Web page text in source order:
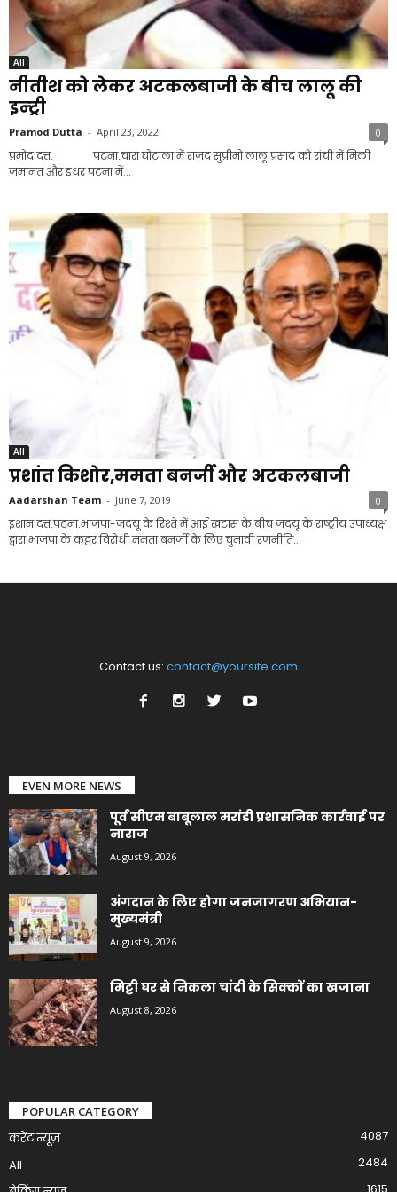
All
नीतीश को लेकर अटकलबाजी के बीच लालू की
इन्ट्री
Pramod Dutta - April 23, 2022 0
प्रमोद दत्त. पटना.चारा घोटाला में राजद सुप्रीमो लालू प्रसाद को रांची में मिली
जमानत और इधर पटना में...
All
प्रशांत किशोर,ममता बनर्जी और अटकलबाजी
Aadarshan Team - June 7, 2019 0
इशान दत्त.पटना.भाजपा-जदयू के रिश्ते में आई खटास के बीच जदयू के राष्ट्रीय उपाध्यक्ष
द्वारा भाजपा के कट्टर विरोधी ममता बनर्जी के लिए चुनावी रणनीति...
Contact us: contact@yoursite.com
EVEN MORE NEWS
पूर्व सीएम बाबूलाल मरांडी प्रशासनिक कार्रवाई पर
नाराज
August 9, 2026
अंगदान के लिए होगा जनजागरण अभियान-
मुख्यमंत्री
August 9, 2026
मिट्टी घर से निकला चांदी के सिक्कों का खजाना
August 8, 2026
POPULAR CATEGORY
करेंट न्यूज़
4087
All
2484